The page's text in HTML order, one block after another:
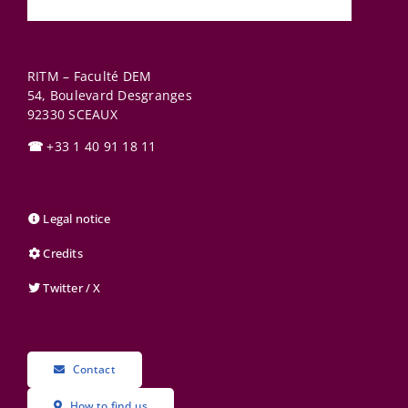
RITM – Faculté DEM
54, Boulevard Desgranges
92330 SCEAUX
☎ +33 1 40 91 18 11
Legal notice
Credits
Twitter / X
Contact